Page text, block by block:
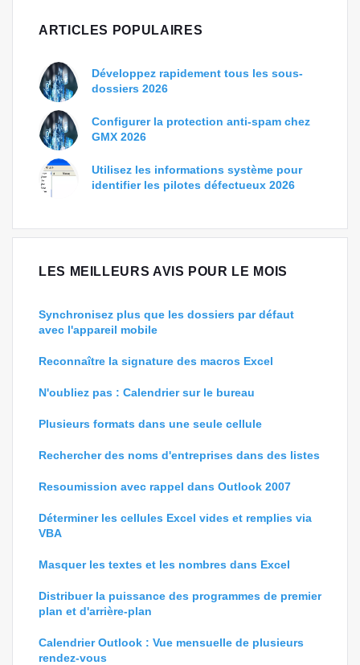
ARTICLES POPULAIRES
Développez rapidement tous les sous-
dossiers 2026
Configurer la protection anti-spam chez
GMX 2026
Utilisez les informations système pour
identifier les pilotes défectueux 2026
LES MEILLEURS AVIS POUR LE MOIS
Synchronisez plus que les dossiers par défaut
avec l'appareil mobile
Reconnaître la signature des macros Excel
N'oubliez pas : Calendrier sur le bureau
Plusieurs formats dans une seule cellule
Rechercher des noms d'entreprises dans des listes
Resoumission avec rappel dans Outlook 2007
Déterminer les cellules Excel vides et remplies via
VBA
Masquer les textes et les nombres dans Excel
Distribuer la puissance des programmes de premier
plan et d'arrière-plan
Calendrier Outlook : Vue mensuelle de plusieurs
rendez-vous